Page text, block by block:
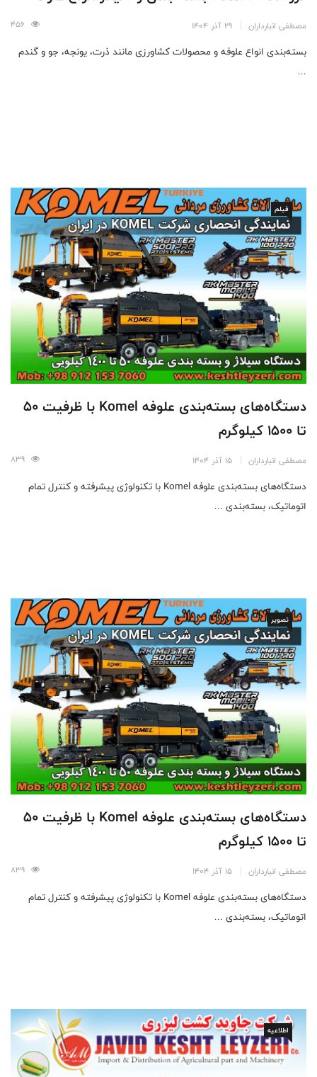
مصطفی انبارداران 29 آذر 1404
بسته‌بندی انواع علوفه و محصولات کشاورزی مانند ذرت، یونجه، جو و گندم
...
فیلم
دستگاه‌های بسته‌بندی علوفه Komel با ظرفیت 50
تا 1500 کیلوگرم
مصطفی انبارداران 15 آذر 1404
دستگاه‌های بسته‌بندی علوفه Komel با تکنولوژی پیشرفته و کنترل تمام
اتوماتیک، بسته‌بندی ...
تصویر
دستگاه‌های بسته‌بندی علوفه Komel با ظرفیت 50
تا 1500 کیلوگرم
مصطفی انبارداران 15 آذر 1404
دستگاه‌های بسته‌بندی علوفه Komel با تکنولوژی پیشرفته و کنترل تمام
اتوماتیک، بسته‌بندی ...
اطلاعیه